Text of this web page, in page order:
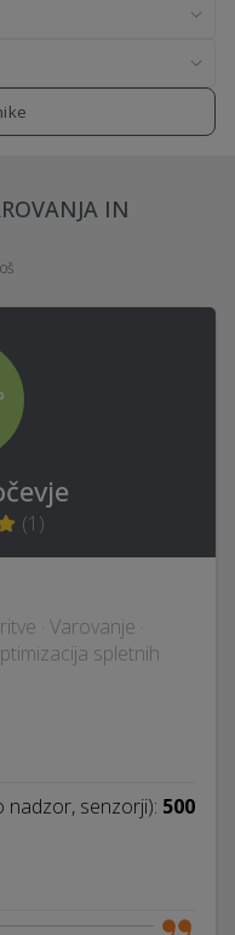
IN
(1 )
· Varovanje ·
spletnih
nadzor, senzorji): 500